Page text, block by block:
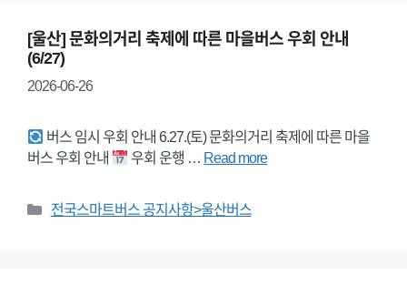
[울산] 문화의거리 축제에 따른 마을버스 우회 안내
(6/27)
2026-06-26
버스 임시 우회 안내 6.27.(토) 문화의거리 축제에 따른 마을
버스 우회 안내
우회 운행 … Read more
Categories
전국스마트버스 공지사항>울산버스